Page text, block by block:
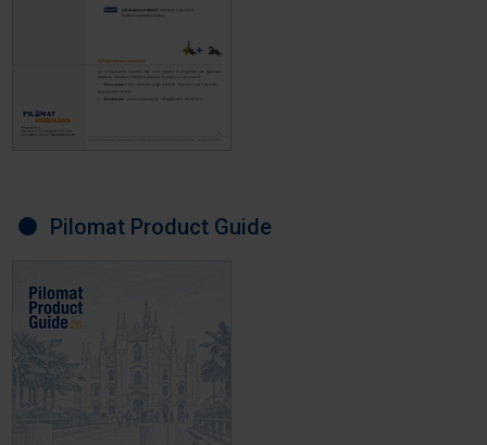
Pilomat Product Guide